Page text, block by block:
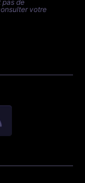
pas de
votre